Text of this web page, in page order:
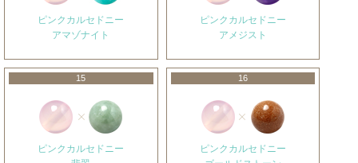
ピンクカルセドニー
アマゾナイト
ピンクカルセドニー
アメジスト
15
ピンクカルセドニー
16
ピンクカルセドニー